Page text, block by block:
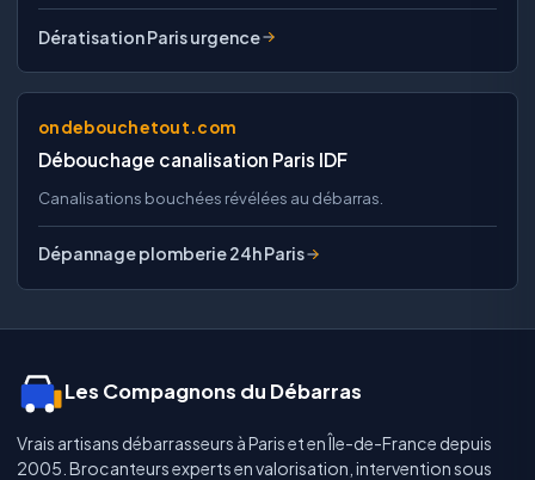
Dératisation Paris urgence
ondebouchetout.com
Débouchage canalisation Paris IDF
Canalisations bouchées révélées au débarras.
Dépannage plomberie 24h Paris
Les Compagnons du Débarras
Vrais artisans débarrasseurs à Paris et en Île-de-France depuis
2005. Brocanteurs experts en valorisation, intervention sous